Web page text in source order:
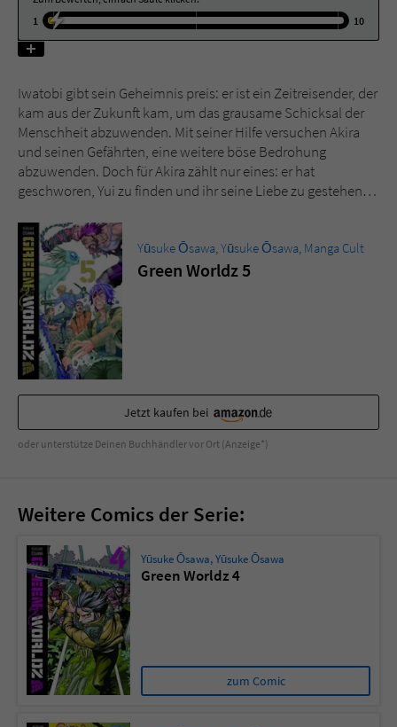
1
10
Iwatobi gibt sein Geheimnis preis: er ist ein Zeitreisender, der
kam aus der Zukunft kam, um das grausame Schicksal der
Menschheit abzuwenden. Mit seiner Hilfe versuchen Akira
und seinen Gefährten, eine weitere böse Bedrohung
abzuwenden. Doch für Akira zählt nur eines: er hat
geschworen, Yui zu finden und ihr seine Liebe zu gestehen…
Yūsuke Ōsawa,Yūsuke Ōsawa, Manga Cult
Green Worldz 5
Jetzt kaufen bei
oder unterstütze Deinen Buchhändler vor Ort (Anzeige*)
Weitere Comics der Serie:
Yūsuke Ōsawa,Yūsuke Ōsawa
Green Worldz 4
zum Comic
Name tx_pwcomments_ahash
Laufzeit 1 Jahr
Cookie für Kommentare einzelner Buchtitel
Name
Anbieter Literatur-Couch Medien GmbH & Co. KG
Laufzeit
Zweck
überprüfen.